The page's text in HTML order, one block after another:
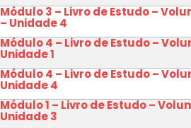
Módulo 3 – Livro de Estudo –
– Unidade 4
Módulo 4 – Livro de Estudo –
Unidade 1
Módulo 4 – Livro de Estudo –
Unidade 4
Módulo 1 – Livro de Estudo –
Unidade 3